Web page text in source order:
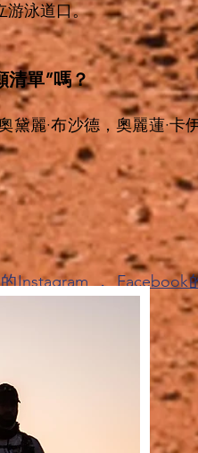
游泳道口。
清單”嗎？
麗·布沙德，奧麗蓮·卡
的Instagram，Facebook